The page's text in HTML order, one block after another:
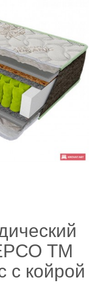
ТМ
с койрой